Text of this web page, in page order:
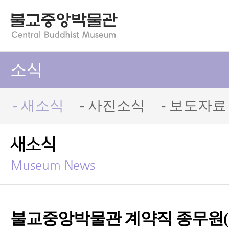
소식
- 새소식 - 사진소식 - 보도자료
새소식
Museum News
불교중앙박물관 계약직 종무